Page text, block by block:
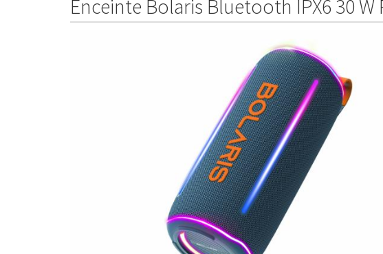
Enceinte Bolaris Bluetooth IPX6 30